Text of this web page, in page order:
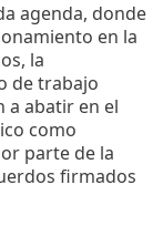
agenda, donde
en la
la
de trabajo
a abatir en el
como
parte de la
firmados